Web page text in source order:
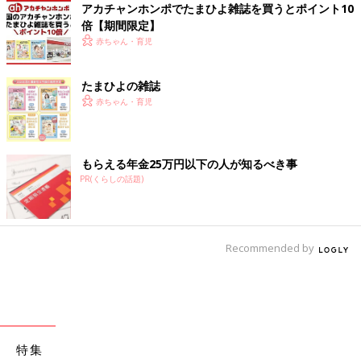
アカチャンホンポでたまひよ雑誌を買うとポイント10
倍【期間限定】
赤ちゃん・育児
たまひよの雑誌
赤ちゃん・育児
もらえる年金25万円以下の人が知るべき事
PR(くらしの話題)
Recommended by
特集